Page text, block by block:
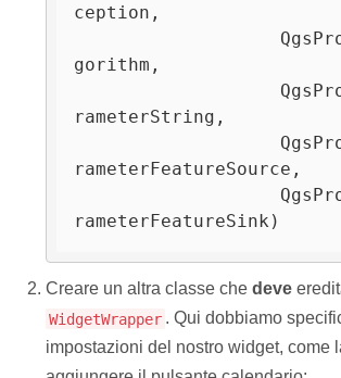
ception,
gorithm,
rameterString,
rameterFeatureSource,
rameterFeatureSink)
Creare un altra classe che deve
WidgetWrapper . Qui dobbiamo
impostazioni del nostro widget, come